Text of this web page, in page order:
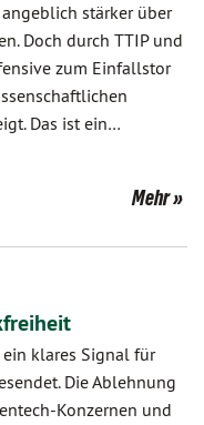
stärker über
Doch durch TTIP und
zum Einfallstor
Das ist ein…
Mehr
klares Signal für
Die Ablehnung
Konzernen und